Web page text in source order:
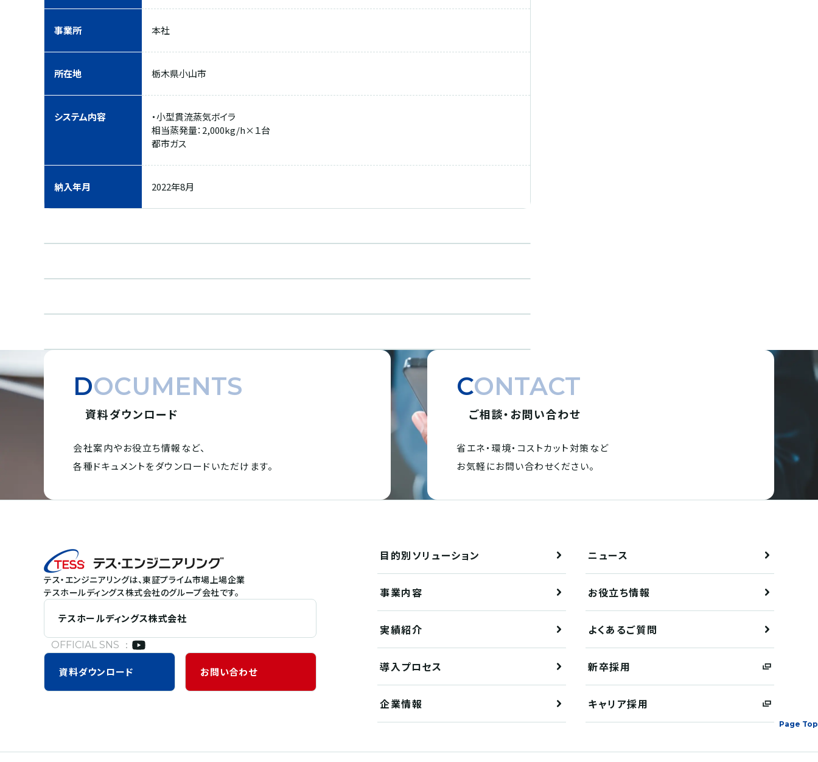
事業所 本社
所在地 栃木県小山市
システム内容
・小型貫流蒸気ボイラ
相当蒸発量：2,000kg/h×１台
都市ガス
納入年月 2022年8月
DOCUMENTS
資料ダウンロード
会社案内やお役立ち情報など、
各種ドキュメントをダウンロードいただけます。
CONTACT
ご相談・お問い合わせ
省エネ・環境・ コストカット対策など
お気軽にお問い合わせください。
テス・エンジニアリングは、東証プライム市場上場企業
テスホールディングス株式会社のグループ会社です。
テスホールディングス株式会社
OFFICIAL SNS ：
資料ダウンロード お問い合わせ
目的別ソリューション ニュース
事業内容 お役立ち情報
実績紹介 よくあるご質問
導入プロセス 新卒採用
企業情報 キャリア採用
Page Top